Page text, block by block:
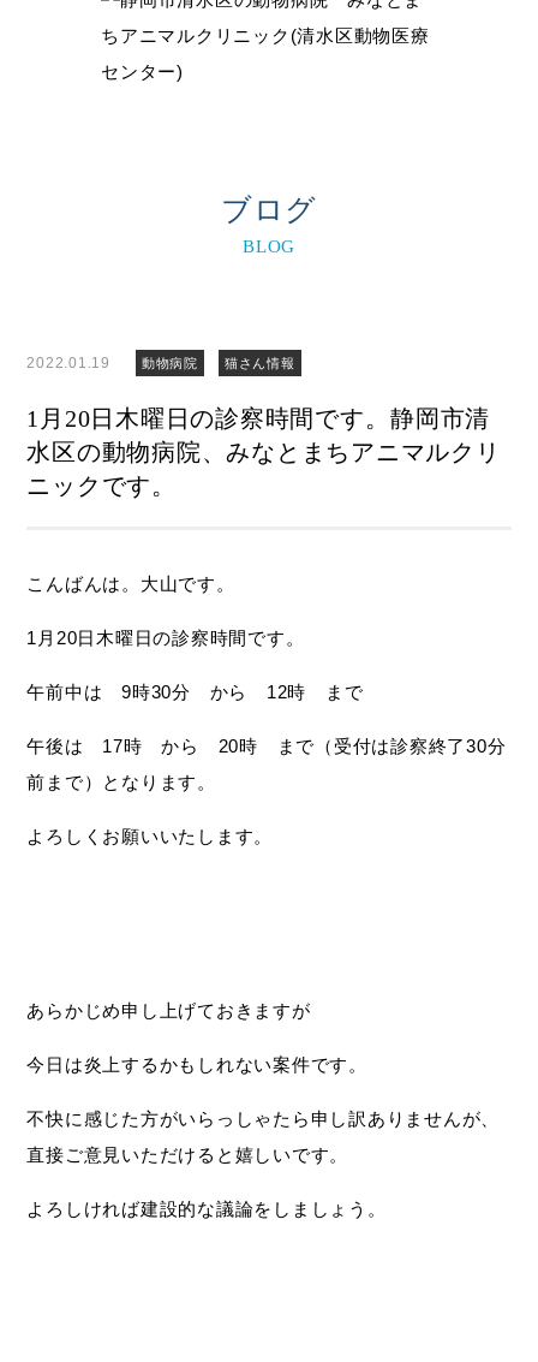
ブログ
BLOG
2022.01.19 動物病院 猫さん情報
1月20日木曜日の診察時間です。静岡市清
水区の動物病院、みなとまちアニマルクリ
ニックです。
こんばんは。大山です。
1月20日木曜日の診察時間です。
午前中は 9時30分 から 12時 まで
午後は 17時 から 20時 まで（受付は診察終了30分
前まで）となります。
よろしくお願いいたします。
あらかじめ申し上げておきますが
今日は炎上するかもしれない案件です。
不快に感じた方がいらっしゃたら申し訳ありませんが、
直接ご意見いただけると嬉しいです。
よろしければ建設的な議論をしましょう。